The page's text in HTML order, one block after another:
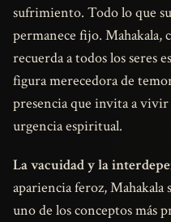
sufrimiento. Todo lo que
permanece fijo. Mahakala,
recuerda a todos los seres
figura merecedora de
presencia que invita a
urgencia espiritual.
La vacuidad y la
apariencia feroz, Mahakala
uno de los conceptos más